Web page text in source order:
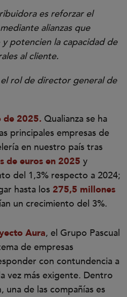
es reforzar el
alianzas que
potencien la capacidad de
al cliente.
rol de director general de
de 2025. Qualianza se ha
principales empresas de
en nuestro país tras
de euros en 2025 y
del 1,3% respecto a 2024;
hasta los 275,5 millones
un crecimiento del 3%.
Aura, el Grupo Pascual
de empresas
con contundencia a
vez más exigente. Dentro
de las compañías es